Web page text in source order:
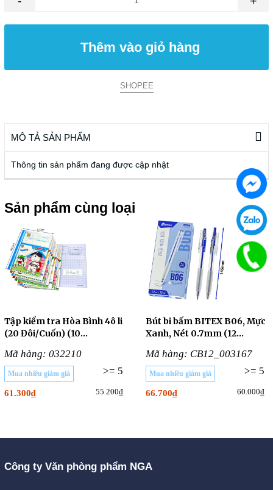
Thêm vào giỏ hàng
SHOPEE
MÔ TẢ SẢN PHẨM
Thông tin sản phẩm đang được cập nhật
Sản phẩm cùng loại
Tập kiểm tra Hòa Bình 4ô li
(20 Đôi/Cuốn) (10
Mã hàng: 032210
>= 5
Mua nhiều giảm giá
61.300₫ 55.200₫
Bút bi bấm BITEX B06, Mực
Xanh, Nét 0.7mm (12
Mã hàng: CB12_003167
>= 5
Mua nhiều giảm giá
66.700₫ 60.000₫
Công ty Văn phòng phẩm NGA